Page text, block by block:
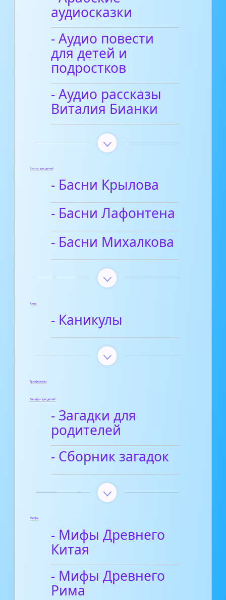
аудиосказки
- Аудио повести
для детей и
подростков
- Аудио рассказы
Виталия Бианки
Басни для детей
- Басни Крылова
- Басни Лафонтена
- Басни Михалкова
Блог
- Каникулы
Диафильмы
Загадки для детей
- Загадки для
родителей
- Сборник загадок
Мифы
- Мифы Древнего
Китая
- Мифы Древнего
Рима